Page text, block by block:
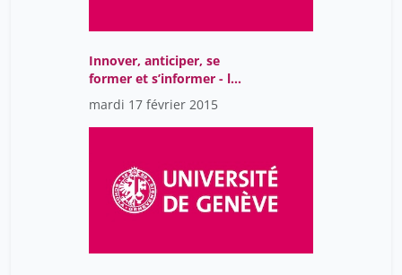
Innover, anticiper, se
former et s’informer - la
veille professionnelle
aujourd’hui
mardi 17 février 2015